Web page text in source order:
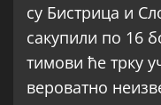
су Бистрица и
сакупили по 16
тимови ће трку
вероватно